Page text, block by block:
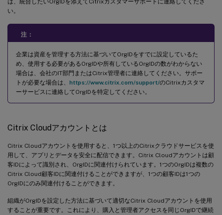
い。
注：
企業は資産を管理する方法に基づいてOrgIDをすでに設定しているた
め、使用する必要があるOrgIDや所有しているOrgIDの数がわからない
場合は、会社のIT部門またはCitrix管理者に連絡してください。サポー
トが必要な場合は、 https://www.citrix.com/support/のCitrixカスタマ
ーサービスに連絡してOrgIDを特定してください。
Citrix Cloudアカウントとは
Citrix Cloudアカウントを使用すると、1つ以上のCitrixクラウドサービスを使
用して、アプリとデータを安全に配信できます。Citrix Cloudアカウントは顧
客IDによって識別され、OrgIDに関連付けられています。1つのOrgIDは複数の
Citrix Cloud顧客IDに関連付けることができますが、1つの顧客IDは1つの
OrgIDにのみ関連付けることができます。
組織がOrgIDを設定した方法に基づいて適切なCitrix Cloudアカウントを使用
することが重要です。これにより、購入と管理者アクセスを同じOrgIDで継続